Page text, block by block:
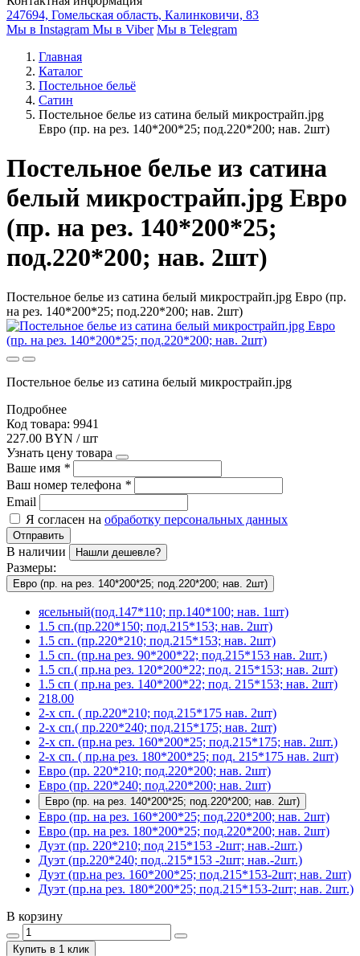
247694, Гомельская область, Калинковичи, 83
Мы в Instagram Мы в Viber Мы в Telegram
Главная
Каталог
Постельное бельё
Сатин
Постельное белье из сатина белый микрострайп.jpg
Евро (пр. на рез. 140*200*25; под.220*200; нав. 2шт)
Постельное белье из сатина
белый микрострайп.jpg Евро
(пр. на рез. 140*200*25;
под.220*200; нав. 2шт)
Постельное белье из сатина белый микрострайп.jpg Евро (пр.
на рез. 140*200*25; под.220*200; нав. 2шт)
Постельное белье из сатина белый микрострайп.jpg
Подробнее
Код товара: 9941
227.00 BYN / шт
Узнать цену товара
Ваше имя *
Ваш номер телефона *
Email
Я согласен на обработку персональных данных
Отправить
В наличии Нашли дешевле?
Размеры:
Евро (пр. на рез. 140*200*25; под.220*200; нав. 2шт)
ясельный(под.147*110; пр.140*100; нав. 1шт)
1.5 сп.(пр.220*150; под.215*153; нав. 2шт)
1.5 сп. (пр.220*210; под.215*153; нав. 2шт)
1.5 сп. (пр.на рез. 90*200*22; под.215*153 нав. 2шт.)
1.5 сп.( пр.на рез. 120*200*22; под. 215*153; нав. 2шт)
1.5 сп ( пр.на рез. 140*200*22; под. 215*153; нав. 2шт)
218.00
2-х сп. ( пр.220*210; под.215*175 нав. 2шт)
2-х сп.( пр.220*240; под.215*175; нав. 2шт)
2-х сп. (пр.на рез. 160*200*25; под.215*175; нав. 2шт.)
2-х сп. ( пр.на рез. 180*200*25; под. 215*175 нав. 2шт)
Евро (пр. 220*210; под.220*200; нав. 2шт)
Евро (пр. 220*240; под.220*200; нав. 2шт)
Евро (пр. на рез. 140*200*25; под.220*200; нав. 2шт)
Евро (пр. на рез. 160*200*25; под.220*200; нав. 2шт)
Евро (пр. на рез. 180*200*25; под.220*200; нав. 2шт)
Дуэт (пр. 220*210; под 215*153 -2шт; нав.-2шт.)
Дуэт (пр.220*240; под..215*153 -2шт; нав.-2шт.)
Дуэт (пр.на рез. 160*200*25; под.215*153-2шт; нав. 2шт)
Дуэт (пр.на рез. 180*200*25; под.215*153-2шт; нав. 2шт.)
В корзину
Купить в 1 клик